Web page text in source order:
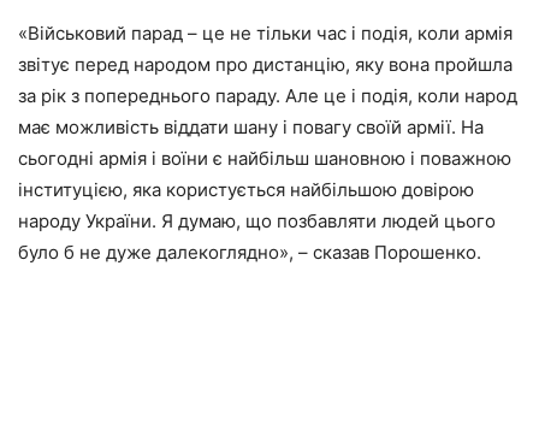
«Військовий парад – це не тільки час і подія, коли армія
звітує перед народом про дистанцію, яку вона пройшла
за рік з попереднього параду. Але це і подія, коли народ
має можливість віддати шану і повагу своїй армії. На
сьогодні армія і воїни є найбільш шановною і поважною
інституцією, яка користується найбільшою довірою
народу України. Я думаю, що позбавляти людей цього
було б не дуже далекоглядно», – сказав Порошенко.